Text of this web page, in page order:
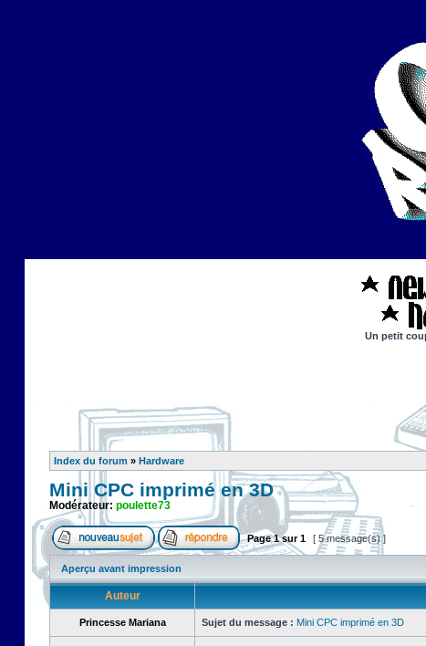
Un petit
Index du forum » Hardware
Mini CPC imprimé en 3D
Modérateur: poulette73
Page1sur1 [ 5 message(s) ]
Aperçu avant impression
Auteur
Princesse Mariana Sujet du message : Mini CPC imprimé en 3D